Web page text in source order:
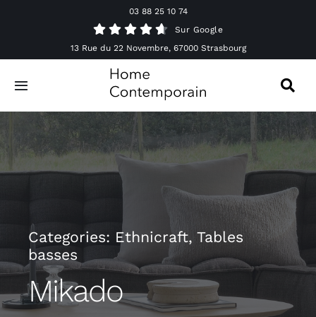
03 88 25 10 74
Sur Google
13 Rue du 22 Novembre, 67000 Strasbourg
Toggle
Navigation
Canapés
Accessoires & Décorations
Offres spéciales
Categories: Ethnicraft, Tables
basses
Mikado